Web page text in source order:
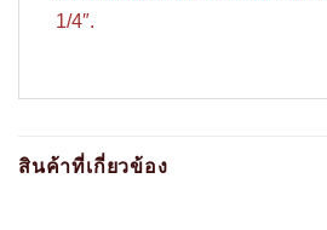
1/4″.
สินค้าที่เกี่ยวข้อง